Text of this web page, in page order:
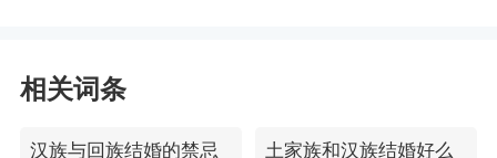
相关词条
汉族与回族结婚的禁忌 土家族和汉族结婚好么